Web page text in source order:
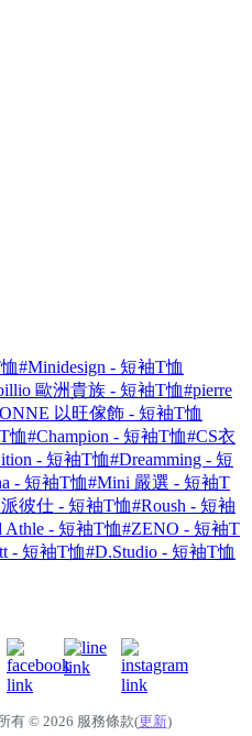
#Minidesign - 短袖T恤
歐洲貴族 - 短袖T恤#pierre
以旺傢飾 - 短袖T恤
恤#Champion - 短袖T恤#CS衣
- 短袖T恤#Dreamming - 短
- 短袖T恤#Mini 嚴選 - 短袖T
派彼仕 - 短袖T恤#Roush - 短袖
Athle - 短袖T恤#ZENO - 短袖T
- 短袖T恤#D.Studio - 短袖T恤
有 © 2026 服務條款(更新)